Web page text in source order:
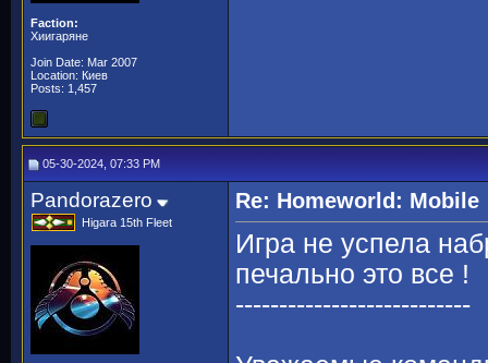
Faction:
Хиигаряне
Join Date: Mar 2007
Location: Киев
Posts: 1,457
05-30-2024, 07:33 PM
Pandorazero
Higara 15th Fleet
Re: Homeworld: Mobile
Игра не успела
печально это все !
---------------------------